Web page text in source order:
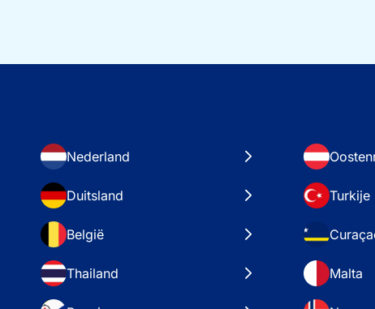
Nederland
Duitsland Turkije
België
Thailand Malta